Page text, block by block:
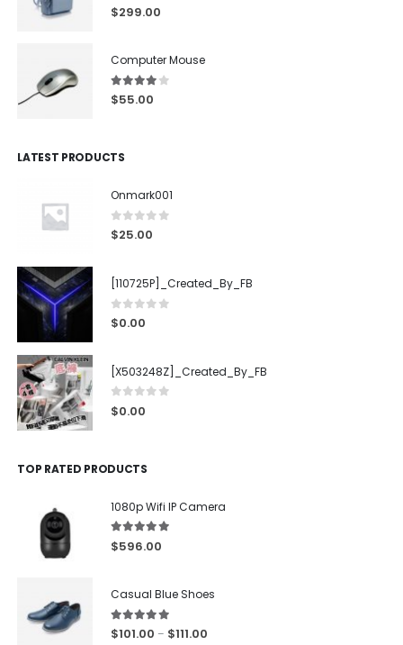
5.00out of 5
$299.00
Computer Mouse
4.00out of 5
$55.00
LATEST PRODUCTS
Onmark001
0out of 5
$25.00
[110725P]_Created_By_FB
0out of 5
$0.00
[X503248Z]_Created_By_FB
0 out of 5
$0.00
TOP RATED PRODUCTS
1080p Wifi IP Camera
5.00out of 5
$596.00
Casual Blue Shoes
5.00 out of 5
$101.00 – $111.00